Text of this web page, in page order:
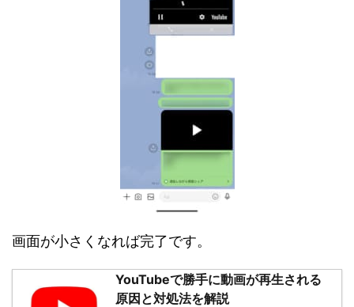
画面が小さくなれば完了です。
YouTubeで勝手に動画が再生される
原因と対処法を解説